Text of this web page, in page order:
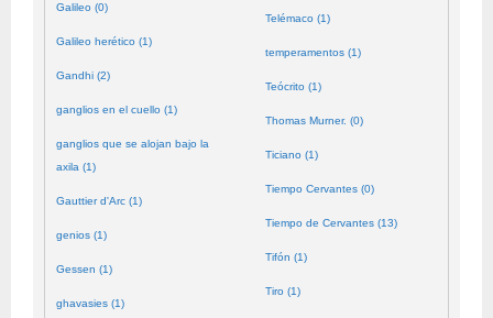
Galileo (0)
Galileo herético (1)
Gandhi (2)
ganglios en el cuello (1)
ganglios que se alojan bajo la
axila (1)
Gauttier d'Arc (1)
genios (1)
Gessen (1)
ghavasies (1)
Telémaco (1)
temperamentos (1)
Teócrito (1)
Thomas Murner. (0)
Ticiano (1)
Tiempo Cervantes (0)
Tiempo de Cervantes (13)
Tifón (1)
Tiro (1)